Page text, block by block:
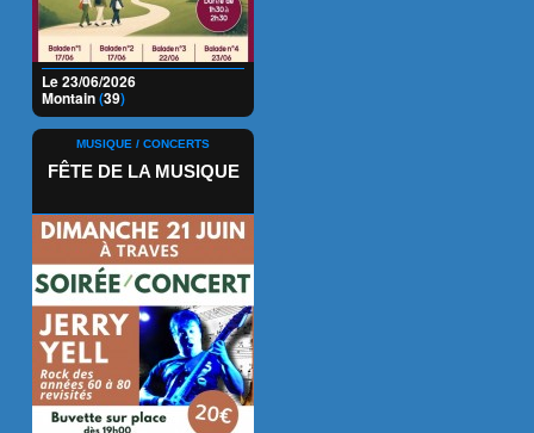
Le 23/06/2026
Montain(39)
MUSIQUE / CONCERTS
FÊTE DE LA MUSIQUE